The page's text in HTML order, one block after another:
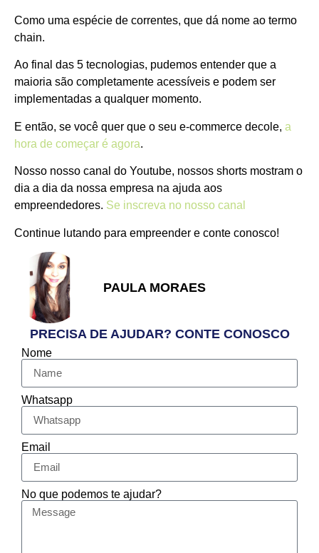
Como uma espécie de correntes, que dá nome ao termo
chain.
Ao final das 5 tecnologias, pudemos entender que a
maioria são completamente acessíveis e podem ser
implementadas a qualquer momento.
E então, se você quer que o seu e-commerce decole, a
hora de começar é agora.
Nosso nosso canal do Youtube, nossos shorts mostram o
dia a dia da nossa empresa na ajuda aos
empreendedores. Se inscreva no nosso canal
Continue lutando para empreender e conte conosco!
PAULA MORAES
PRECISA DE AJUDAR? CONTE CONOSCO
Nome
Whatsapp
Email
No que podemos te ajudar?